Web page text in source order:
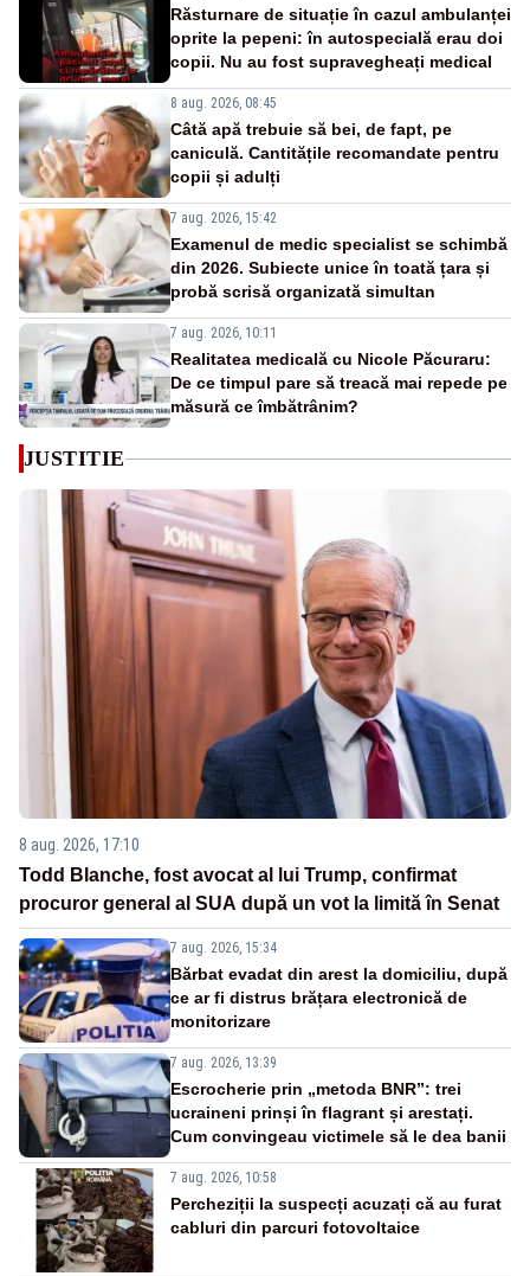
Răsturnare de situație în cazul ambulanței
oprite la pepeni: în autospecială erau doi
copii. Nu au fost supravegheați medical
8 aug. 2026, 08:45
Câtă apă trebuie să bei, de fapt, pe
caniculă. Cantitățile recomandate pentru
copii și adulți
7 aug. 2026, 15:42
Examenul de medic specialist se schimbă
din 2026. Subiecte unice în toată țara și
probă scrisă organizată simultan
7 aug. 2026, 10:11
Realitatea medicală cu Nicole Păcuraru:
De ce timpul pare să treacă mai repede pe
măsură ce îmbătrânim?
JUSTITIE
8 aug. 2026, 17:10
Todd Blanche, fost avocat al lui Trump, confirmat
procuror general al SUA după un vot la limită în Senat
7 aug. 2026, 15:34
Bărbat evadat din arest la domiciliu, după
ce ar fi distrus brățara electronică de
monitorizare
7 aug. 2026, 13:39
Escrocherie prin „metoda BNR”: trei
ucraineni prinși în flagrant și arestați.
Cum convingeau victimele să le dea banii
7 aug. 2026, 10:58
Percheziții la suspecți acuzați că au furat
cabluri din parcuri fotovoltaice